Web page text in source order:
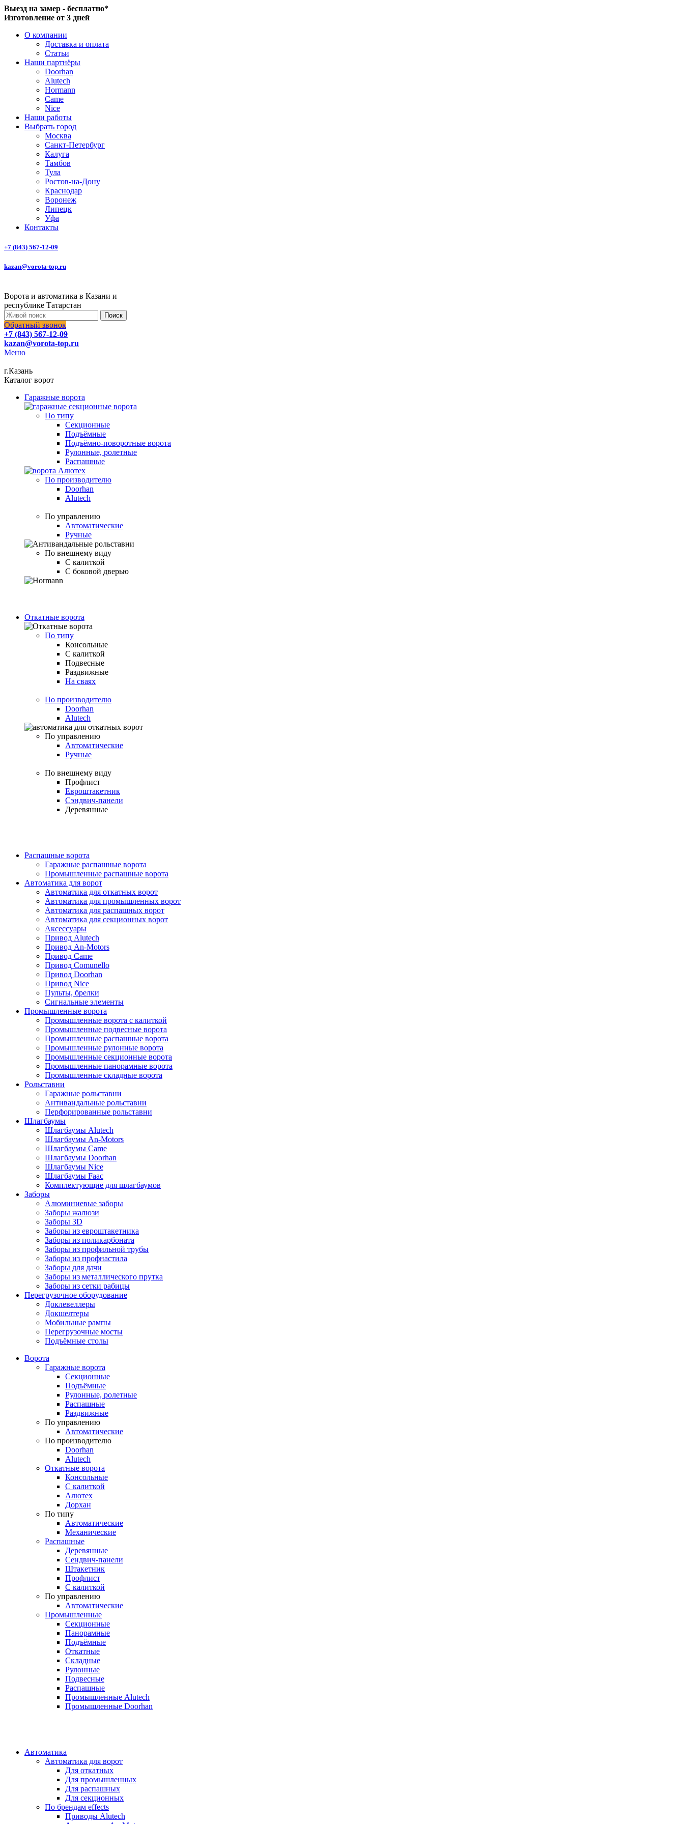
Выезд на замер - бесплатно*
Изготовление от 3 дней
О компании
Доставка и оплата
Статьи
Наши партнёры
Doorhan
Alutech
Hormann
Came
Nice
Наши работы
Выбрать город
Москва
Санкт-Петербург
Калуга
Тамбов
Тула
Ростов-на-Дону
Краснодар
Воронеж
Липецк
Уфа
Контакты
+7 (843) 567-12-09
kazan@vorota-top.ru
Ворота и автоматика в Казани и
республике Татарстан
Поиск
Обратный звонок
+7 (843) 567-12-09
kazan@vorota-top.ru
Меню
г.Казань
Каталог ворот
Гаражные ворота
По типу
Секционные
Подъёмные
Подъёмно-поворотные ворота
Рулонные, ролетные
Распашные
По производителю
Doorhan
Alutech
По управлению
Автоматические
Ручные
По внешнему виду
С калиткой
С боковой дверью
Откатные ворота
По типу
Консольные
С калиткой
Подвесные
Раздвижные
На сваях
По производителю
Doorhan
Alutech
По управлению
Автоматические
Ручные
По внешнему виду
Профлист
Евроштакетник
Сэндвич-панели
Деревянные
Распашные ворота
Гаражные распашные ворота
Промышленные распашные ворота
Автоматика для ворот
Автоматика для откатных ворот
Автоматика для промышленных ворот
Автоматика для распашных ворот
Автоматика для секционных ворот
Аксессуары
Привод Alutech
Привод An-Motors
Привод Came
Привод Comunello
Привод Doorhan
Привод Nice
Пульты, брелки
Сигнальные элементы
Промышленные ворота
Промышленные ворота с калиткой
Промышленные подвесные ворота
Промышленные распашные ворота
Промышленные рулонные ворота
Промышленные секционные ворота
Промышленные панорамные ворота
Промышленные складные ворота
Рольставни
Гаражные рольставни
Антивандальные рольставни
Перфорированные рольставни
Шлагбаумы
Шлагбаумы Alutech
Шлагбаумы An-Motors
Шлагбаумы Came
Шлагбаумы Doorhan
Шлагбаумы Nice
Шлагбаумы Faac
Комплектующие для шлагбаумов
Заборы
Алюминиевые заборы
Заборы жалюзи
Заборы 3D
Заборы из евроштакетника
Заборы из поликарбоната
Заборы из профильной трубы
Заборы из профнастила
Заборы для дачи
Заборы из металлического прутка
Заборы из сетки рабицы
Перегрузочное оборудование
Доклевеллеры
Докшелтеры
Мобильные рампы
Перегрузочные мосты
Подъёмные столы
Ворота
Гаражные ворота
Секционные
Подъёмные
Рулонные, ролетные
Распашные
Раздвижные
По управлению
Автоматические
По производителю
Doorhan
Alutech
Откатные ворота
Консольные
С калиткой
Алютех
Дорхан
По типу
Автоматические
Механические
Распашные
Деревянные
Сендвич-панели
Штакетник
Профлист
С калиткой
По управлению
Автоматические
Промышленные
Секционные
Панорамные
Подъёмные
Откатные
Складные
Рулонные
Подвесные
Распашные
Промышленные Alutech
Промышленные Doorhan
Автоматика
Автоматика для ворот
Для откатных
Для промышленных
Для распашных
Для секционных
По брендам effects
Приводы Alutech